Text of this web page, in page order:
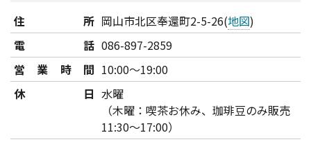
住所 岡山市北区奉還町2-5-26(地図)
電話 086-897-2859
営業時間 10:00～19:00
休日 水曜
（木曜：喫茶お休み、珈琲豆のみ販売
11:30～17:00）